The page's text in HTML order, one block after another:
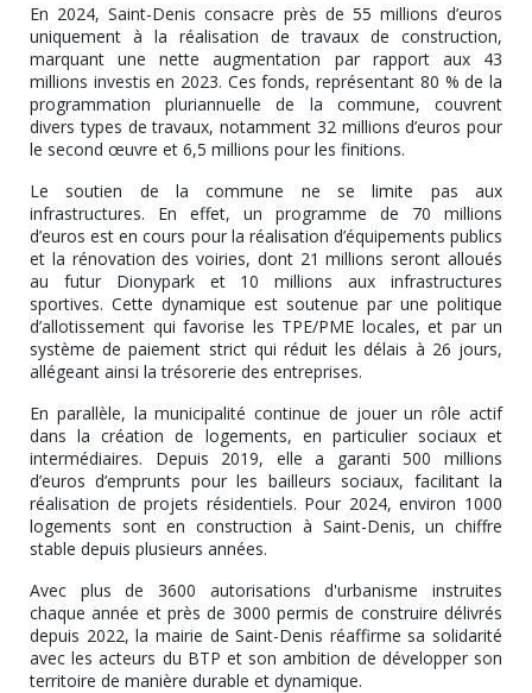
En 2024, Saint-Denis consacre près de 55 millions d’euros
uniquement à la réalisation de travaux de construction,
marquant une nette augmentation par rapport aux 43
millions investis en 2023. Ces fonds, représentant 80 % de la
programmation pluriannuelle de la commune, couvrent
divers types de travaux, notamment 32 millions d’euros pour
le second œuvre et 6,5 millions pour les finitions.
Le soutien de la commune ne se limite pas aux
infrastructures. En effet, un programme de 70 millions
d’euros est en cours pour la réalisation d’équipements publics
et la rénovation des voiries, dont 21 millions seront alloués
au futur Dionypark et 10 millions aux infrastructures
sportives. Cette dynamique est soutenue par une politique
d’allotissement qui favorise les TPE/PME locales, et par un
système de paiement strict qui réduit les délais à 26 jours,
allégeant ainsi la trésorerie des entreprises.
En parallèle, la municipalité continue de jouer un rôle actif
dans la création de logements, en particulier sociaux et
intermédiaires. Depuis 2019, elle a garanti 500 millions
d’euros d’emprunts pour les bailleurs sociaux, facilitant la
réalisation de projets résidentiels. Pour 2024, environ 1000
logements sont en construction à Saint-Denis, un chiffre
stable depuis plusieurs années.
Avec plus de 3600 autorisations d'urbanisme instruites
chaque année et près de 3000 permis de construire délivrés
depuis 2022, la mairie de Saint-Denis réaffirme sa solidarité
avec les acteurs du BTP et son ambition de développer son
territoire de manière durable et dynamique.